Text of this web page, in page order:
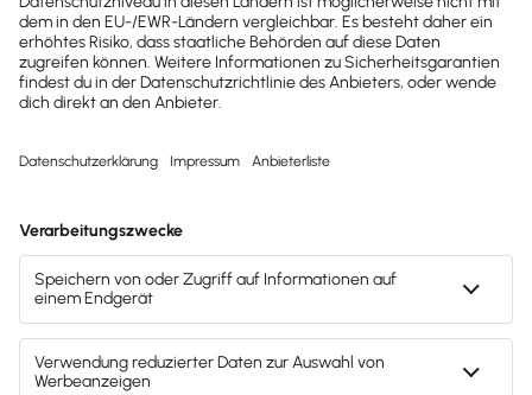
hilfreiche Praxis-Tipps und
kostenlose Tools für
Unternehmen erhalten?
Dann abonniere unseren